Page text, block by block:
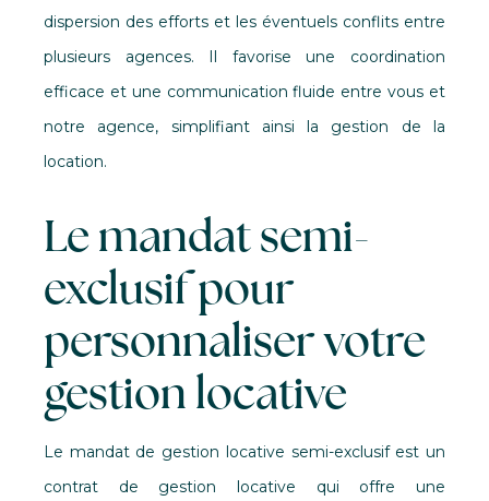
dispersion des efforts et les éventuels conflits entre
plusieurs agences. Il favorise une coordination
efficace et une communication fluide entre vous et
notre agence, simplifiant ainsi la gestion de la
location.
Le mandat semi-
exclusif pour
personnaliser votre
gestion locative
Le mandat de gestion locative semi-exclusif est un
contrat de gestion locative qui offre une